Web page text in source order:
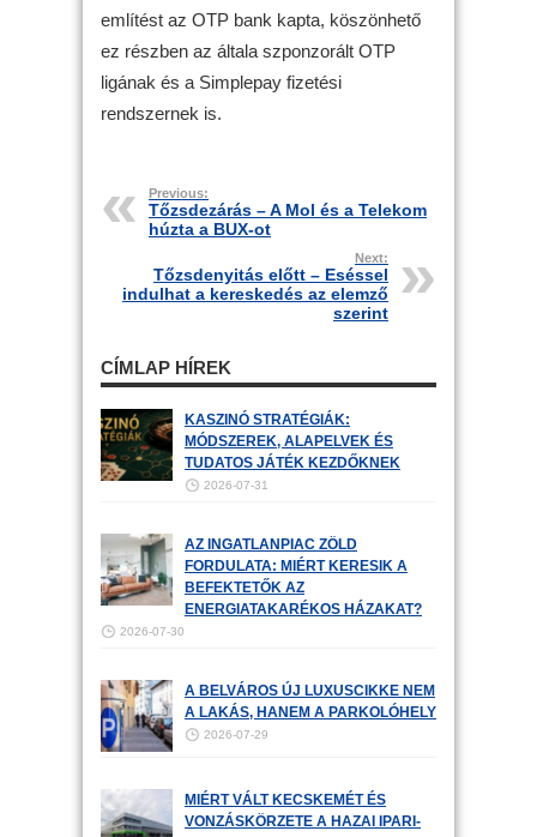
említést az OTP bank kapta, köszönhető
ez részben az általa szponzorált OTP
ligának és a Simplepay fizetési
rendszernek is.
Previous:
Tőzsdezárás – A Mol és a Telekom
húzta a BUX-ot
Next:
Tőzsdenyitás előtt – Eséssel
indulhat a kereskedés az elemző
szerint
CÍMLAP HÍREK
KASZINÓ STRATÉGIÁK:
MÓDSZEREK, ALAPELVEK ÉS
TUDATOS JÁTÉK KEZDŐKNEK
2026-07-31
AZ INGATLANPIAC ZÖLD
FORDULATA: MIÉRT KERESIK A
BEFEKTETŐK AZ
ENERGIATAKARÉKOS HÁZAKAT?
2026-07-30
A BELVÁROS ÚJ LUXUSCIKKE NEM
A LAKÁS, HANEM A PARKOLÓHELY
2026-07-29
MIÉRT VÁLT KECSKEMÉT ÉS
VONZÁSKÖRZETE A HAZAI IPARI-